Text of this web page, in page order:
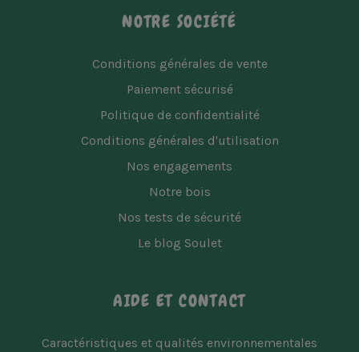
NOTRE SOCIÉTÉ
Conditions générales de vente
Paiement sécurisé
Politique de confidentialité
Conditions générales d'utilisation
Nos engagements
Notre bois
Nos tests de sécurité
Le blog Soulet
AIDE ET CONTACT
Caractéristiques et qualités environnementales